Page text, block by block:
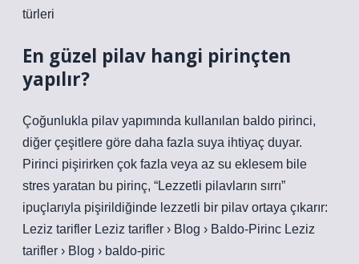
türleri
En güzel pilav hangi pirinçten
yapılır?
Çoğunlukla pilav yapımında kullanılan baldo pirinci,
diğer çeşitlere göre daha fazla suya ihtiyaç duyar.
Pirinci pişirirken çok fazla veya az su eklesem bile
stres yaratan bu pirinç, “Lezzetli pilavların sırrı”
ipuçlarıyla pişirildiğinde lezzetli bir pilav ortaya çıkarır:
Leziz tarifler Leziz tarifler › Blog › Baldo-Pirinc Leziz
tarifler › Blog › baldo-piric